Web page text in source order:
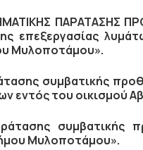
ΠΑΡΑΤΑΣΗΣ
επεξεργασίας
Μυλοποτάμου».
συμβατικής
εντός του οικισμού
συμβατικής
Μυλοποτάμου».